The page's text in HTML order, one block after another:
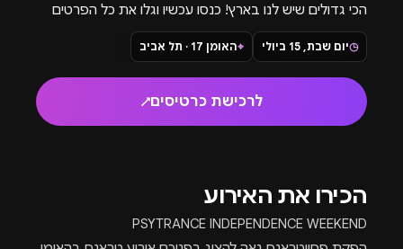
הכי גדולים שיש לנו בארץ! כנסו עכשיו וגלו את כל הפרטים
לאירוע.
◷יום שבת, 15 ביולי ⌖האומן 17 · תל אביב
לרכישת כרטיסים↗
הכירו את האירוע
PSYTRANCE INDEPENDENCE WEEKEND